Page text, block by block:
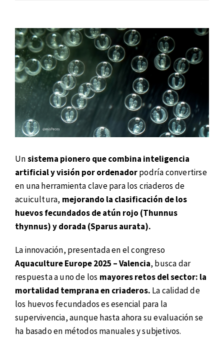
Unsistema pionero que combina inteligencia
artificial y visión por ordenadorpodría convertirse
en una herramienta clave para los criaderos de
acuicultura, mejorando la clasificación de los
huevos fecundados de atún rojo (Thunnus
thynnus) y dorada (Sparus aurata).
La innovación, presentada en el congreso
Aquaculture Europe 2025 – Valencia, busca dar
respuesta a uno de los mayores retos del sector: la
mortalidad temprana en criaderos. La calidad de
los huevos fecundados es esencial para la
supervivencia, aunque hasta ahora su evaluación se
ha basado en métodos manuales y subjetivos.